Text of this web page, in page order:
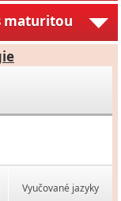
maturitou
Vyučované jazyky